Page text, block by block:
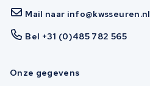
Mail naar info@kwsseuren.nl
Bel +31 (0)485 782 565
Onze gegevens